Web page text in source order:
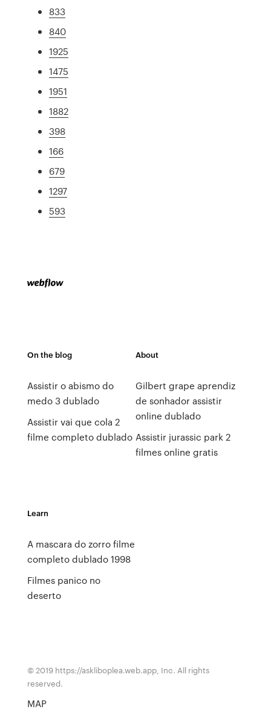
833
840
1925
1475
1951
1882
398
166
679
1297
593
On the blog
Assistir o abismo do
medo 3 dublado
Assistir vai que cola 2
filme completo dublado
About
Gilbert grape aprendiz
de sonhador assistir
online dublado
Assistir jurassic park 2
filmes online gratis
Learn
A mascara do zorro filme
completo dublado 1998
Filmes panico no
deserto
© 2019 https://askliboplea.web.app, Inc. All rights
reserved.
MAP